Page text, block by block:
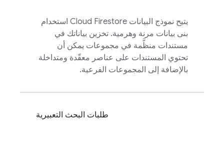
يتيح نموذج البيانات Cloud Firestore استخدام
بنى بيانات مرنة وهرمية. تخزين بياناتك في
مستندات منظَّمة في مجموعات يمكن أن
تحتوي المستندات على عناصر معقّدة ومتداخلة
بالإضافة إلى المجموعات الفرعية.
طلبات البحث التعبيرية